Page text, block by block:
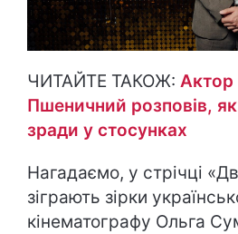
ЧИТАЙТЕ ТАКОЖ:
Пшеничний розповів,
зради у стосунках
Нагадаємо, у стрічці
зіграють зірки
кінематографу Ольга